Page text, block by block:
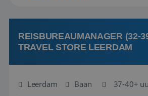
REISBUREAUMANAGER (32-
TRAVEL STORE LEERDAM
Leerdam Baan 37-40+